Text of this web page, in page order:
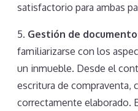
satisfactorio para ambas
5. Gestión de
familiarizarse con los
un inmueble. Desde el
escritura de compraventa,
correctamente elaborado.